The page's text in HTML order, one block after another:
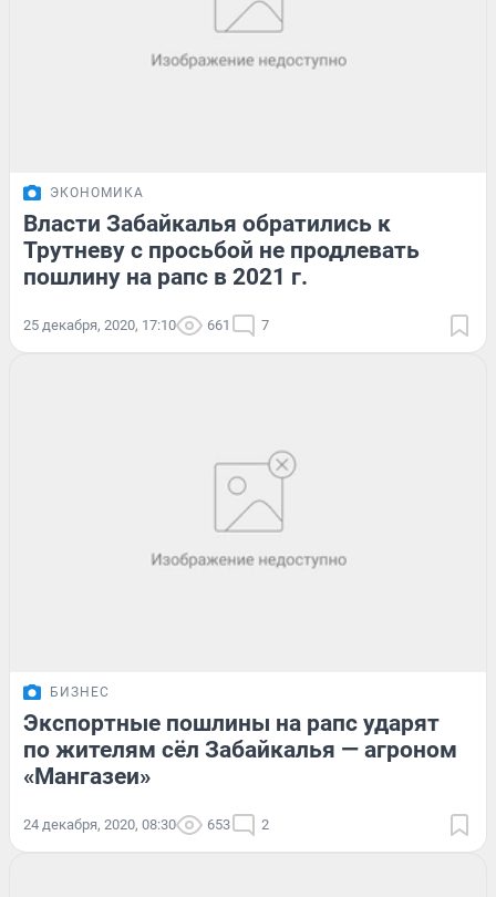
ЭКОНОМИКА
Власти Забайкалья обратились к
Трутневу с просьбой не продлевать
пошлину на рапс в 2021 г.
25 декабря, 2020, 17:10 661 7
БИЗНЕС
Экспортные пошлины на рапс ударят
по жителям сёл Забайкалья — агроном
«Мангазеи»
24 декабря, 2020, 08:30 653 2